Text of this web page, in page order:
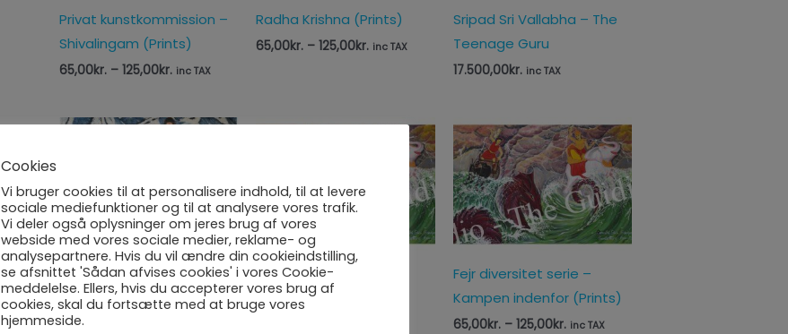
Privat kunstkommission –
Shivalingam (Prints)
65,00kr. – 125,00kr. inc TAX
Radha Krishna (Prints)
65,00kr. – 125,00kr. inc TAX
Sripad Sri Vallabha – The
Teenage Guru
17.500,00kr. inc TAX
Sripad Sri Vallabha – The
Teenage Guru (Prints)
65,00
Prisinterval:
Fejr diversitet serie –
Kampen indenfor
Fejr diversitet serie –
Kampen indenfor (Prints)
65,00kr. – 125,00kr.
Prisinterval:
65,00kr.
til
125,00kr.
inc TAX
Cookies
Vi bruger cookies til at personalisere indhold, til at levere
sociale mediefunktioner og til at analysere vores trafik.
Vi deler også oplysninger om jeres brug af vores
webside med vores sociale medier, reklame- og
analysepartnere. Hvis du vil ændre din cookieindstilling,
se afsnittet 'Sådan afvises cookies' i vores Cookie-
meddelelse. Ellers, hvis du accepterer vores brug af
cookies, skal du fortsætte med at bruge vores
hjemmeside.